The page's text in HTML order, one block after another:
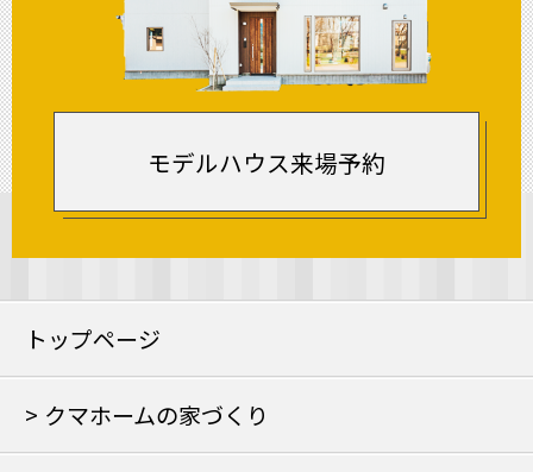
モデルハウス来場予約
トップページ
クマホームの家づくり